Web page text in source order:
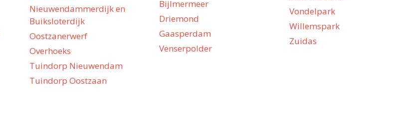
Nieuwendammerdijk en
Buiksloterdijk
Oostzanerwerf
Overhoeks
Tuindorp Nieuwendam
Tuindorp Oostzaan
Bijlmermeer
Driemond
Gaasperdam
Venserpolder
Vondelpark
Willemspark
Zuidas